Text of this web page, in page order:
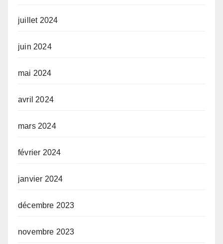
juillet 2024
juin 2024
mai 2024
avril 2024
mars 2024
février 2024
janvier 2024
décembre 2023
novembre 2023